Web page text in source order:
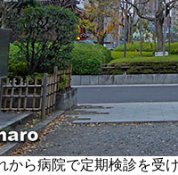
ら病院で定期検診を受